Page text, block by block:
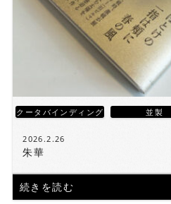
クータバインディング 並製
2026.2.26
朱華
続きを読む